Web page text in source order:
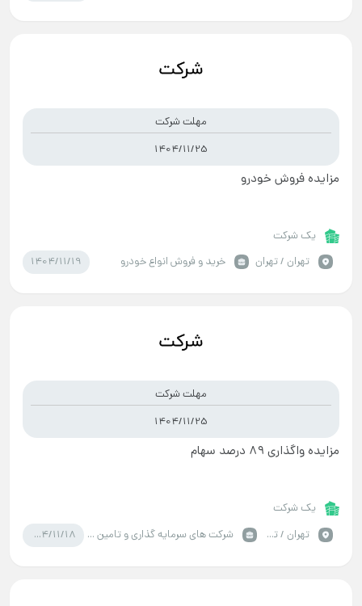
مهلت شرکت
1404/11/25
مزایده فروش خودرو
یک شرکت
تهران / تهران
خرید و فروش انواع خودرو 1404/11/19
مهلت شرکت
1404/11/25
مزایده واگذاری ۸۹ درصد سهام
یک شرکت
تهران / تهران
شرکت های سرمایه گذاری و تامین سرمایه 1404/11/18